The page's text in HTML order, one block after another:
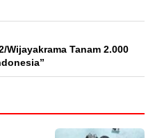
Wijayakrama Tanam 2.000